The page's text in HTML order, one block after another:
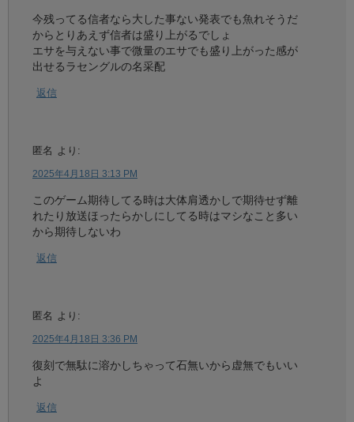
今残ってる信者なら大した事ない発表でも魚れそうだ
からとりあえず信者は盛り上がるでしょ
エサを与えない事で微量のエサでも盛り上がった感が
出せるラセングルの名采配
返信
匿名 より:
2025年4月18日 3:13 PM
このゲーム期待してる時は大体肩透かしで期待せず離
れたり放送ほったらかしにしてる時はマシなこと多い
から期待しないわ
返信
匿名 より:
2025年4月18日 3:36 PM
復刻で無駄に溶かしちゃって石無いから虚無でもいい
よ
返信